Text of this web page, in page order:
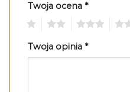
Twoja ocena *
Twoja opinia *